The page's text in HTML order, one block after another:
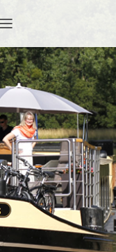
O
G
G
L
N
A
V
I
G
A
T
I
O